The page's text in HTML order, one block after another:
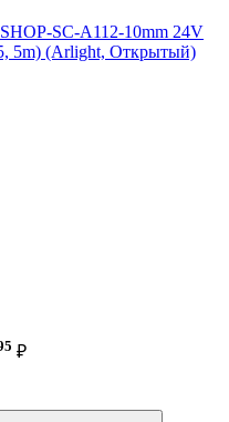
SC-A112-10mm 24V
5m) (Arlight, Открытый)
₽